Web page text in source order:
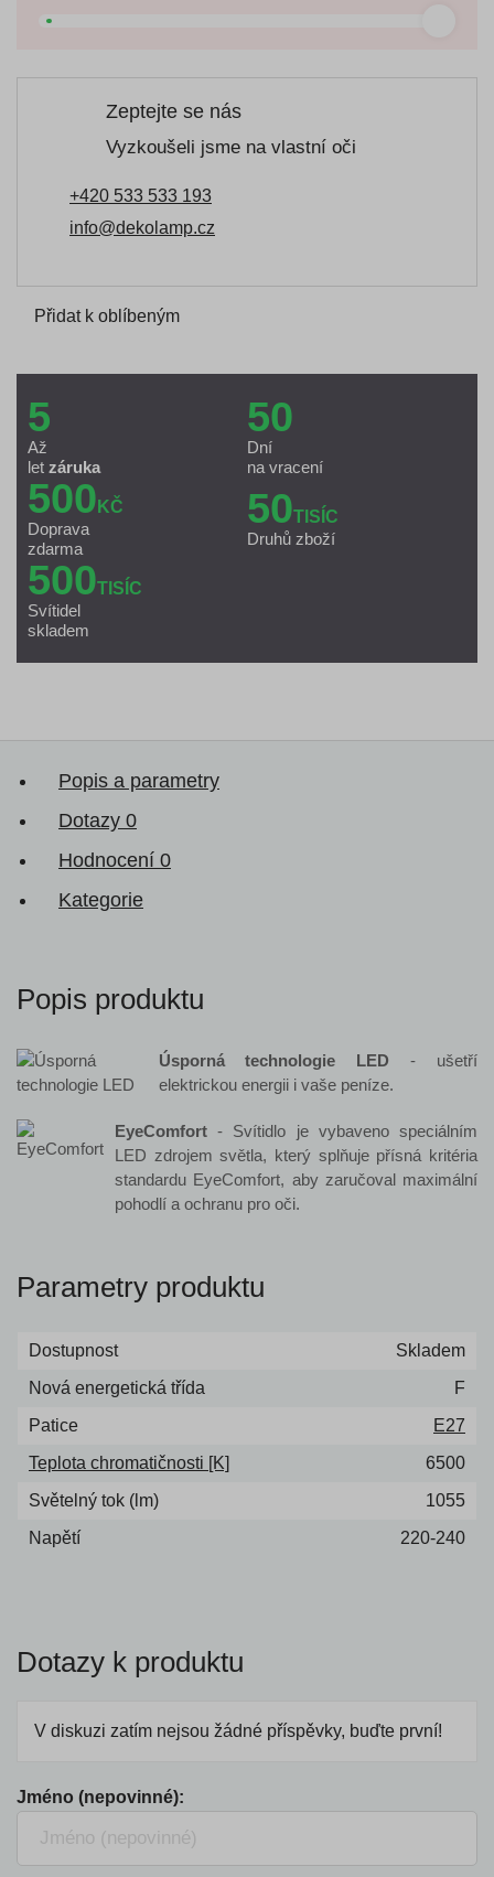
Zeptejte se nás
Vyzkoušeli jsme na vlastní oči
+420 533 533 193
info@dekolamp.cz
Přidat k oblíbeným
5
Až
let záruka
50
Dní
na vracení
500 KČ
Doprava
zdarma
50TISÍC
Druhů zboží
500TISÍC
Svítidel
skladem
Popis a parametry
Dotazy 0
Hodnocení 0
Kategorie
Popis produktu
Úsporná technologie LED - ušetří
elektrickou energii i vaše peníze.
EyeComfort - Svítidlo je vybaveno speciálním
LED zdrojem světla, který splňuje přísná kritéria
standardu EyeComfort, aby zaručoval maximální
pohodlí a ochranu pro oči.
Parametry produktu
Dostupnost
Skladem
Nová energetická třída
F
Patice
E27
Teplota chromatičnosti [K]
6500
Světelný tok (lm)
1055
Napětí
220-240
Dotazy k produktu
V diskuzi zatím nejsou žádné příspěvky, buďte první!
Jméno (nepovinné):